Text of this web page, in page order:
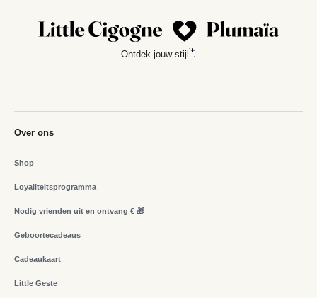
Ontdek jouw stijl
Over ons
Shop
Loyaliteitsprogramma
Nodig vrienden uit en ontvang € 🎁
Geboortecadeaus
Cadeaukaart
Little Geste